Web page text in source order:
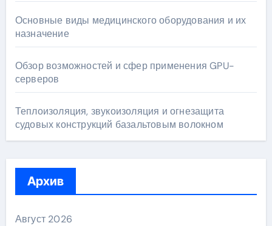
Основные виды медицинского оборудования и их
назначение
Обзор возможностей и сфер применения GPU-
серверов
Теплоизоляция, звукоизоляция и огнезащита
судовых конструкций базальтовым волокном
Архив
Август 2026